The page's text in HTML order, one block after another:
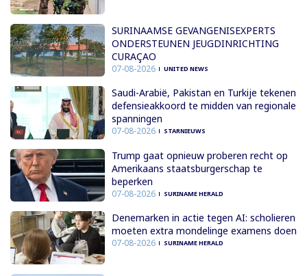
SURINAAMSE GEVANGENISEXPERTS
ONDERSTEUNEN JEUGDINRICHTING
CURAÇAO
07-08-2026 UNITED NEWS
Saudi-Arabië, Pakistan en Turkije tekenen
defensieakkoord te midden van regionale
spanningen
07-08-2026 STARNIEUWS
Trump gaat opnieuw proberen recht op
Amerikaans staatsburgerschap te
beperken
07-08-2026 SURINAME HERALD
Denemarken in actie tegen AI: scholieren
moeten extra mondelinge examens doen
07-08-2026 SURINAME HERALD